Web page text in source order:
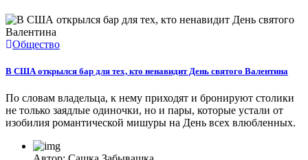
Общество
В США открылся бар для тех, кто ненавидит День святого Валентина
По словам владельца, к нему приходят и бронируют столики
не только заядлые одиночки, но и пары, которые устали от
изобилия романтической мишуры на День всех влюбленных.